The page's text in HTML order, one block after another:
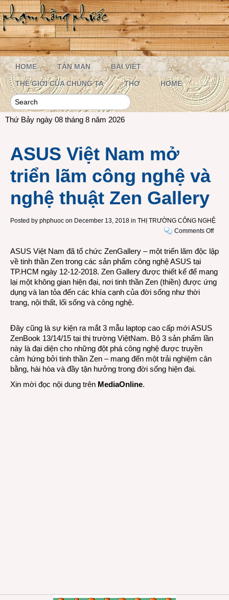
HOME TẢN MẠN BÀI VIẾT
THẾ GIỚI CỦA CHÚNG TA THƠ HOME
Thứ Bảy ngày 08 tháng 8 năm 2026
ASUS Việt Nam mở
triển lãm công nghệ và
nghệ thuật Zen Gallery
Posted by phphuoc on December 13, 2018 in THỊ TRƯỜNG CÔNG NGHỆ
Comments Offon
Việt
mở
triển
ASUS Việt Nam đã tổ chức ZenGallery – một triển lãm độc lập
về tinh thần Zen trong các sản phẩm công nghệ ASUS tại
TP.HCM ngày 12-12-2018. Zen Gallery được thiết kế để mang
lại một không gian hiện đại, nơi tinh thần Zen (thiền) được ứng
dụng và lan tỏa đến các khía cạnh của đời sống như thời
trang, nội thất, lối sống và công nghệ.
Đây cũng là sự kiện ra mắt 3 mẫu laptop cao cấp mới ASUS
ZenBook 13/14/15 tại thị trường ViệtNam. Bộ 3 sản phẩm lần
này là đại diện cho những đột phá công nghệ được truyền
cảm hứng bởi tinh thần Zen – mang đến một trải nghiệm cân
bằng, hài hòa và đầy tận hưởng trong đời sống hiện đại.
Xin mời đọc nội dung trên MediaOnline.